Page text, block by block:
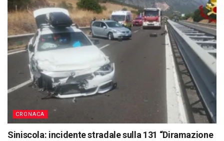
CRONACA
Siniscola: incidente stradale sulla 131 “Diramazione